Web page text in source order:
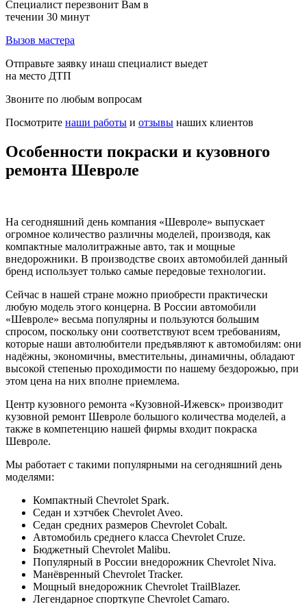
Специалист перезвонит Вам в
течении 30 минут
Вызов мастера
Отправьте заявку инаш специалист выедет
на место ДТП
Звоните по любым вопросам
Посмотрите наши работы и отзывы наших клиентов
Особенности покраски и кузовного
ремонта Шевроле
На сегодняшний день компания «Шевроле» выпускает
огромное количество различны моделей, производя, как
компактные малолитражные авто, так и мощные
внедорожники. В производстве своих автомобилей данный
бренд использует только самые передовые технологии.
Сейчас в нашей стране можно приобрести практически
любую модель этого концерна. В России автомобили
«Шевроле» весьма популярны и пользуются большим
спросом, поскольку они соответствуют всем требованиям,
которые наши автолюбители предъявляют к автомобилям: они
надёжны, экономичны, вместительны, динамичны, обладают
высокой степенью проходимости по нашему бездорожью, при
этом цена на них вполне приемлема.
Центр кузовного ремонта «Кузовной-Ижевск» производит
кузовной ремонт Шевроле большого количества моделей, а
также в компетенцию нашей фирмы входит покраска
Шевроле.
Мы работает с такими популярными на сегодняшний день
моделями:
Компактный Chevrolet Spark.
Седан и хэтчбек Chevrolet Aveo.
Седан средних размеров Chevrolet Cobalt.
Автомобиль среднего класса Chevrolet Cruze.
Бюджетный Chevrolet Malibu.
Популярный в России внедорожник Chevrolet Niva.
Манёвренный Chevrolet Tracker.
Мощный внедорожник Chevrolet TrailBlazer.
Легендарное спорткупе Chevrolet Camaro.